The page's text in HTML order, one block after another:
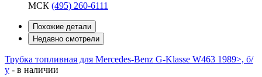
МСК (495) 260-6111
Похожие детали
Недавно смотрели
Трубка топливная для Mercedes-Benz G-Klasse W463 1989>, б/
у - в наличии